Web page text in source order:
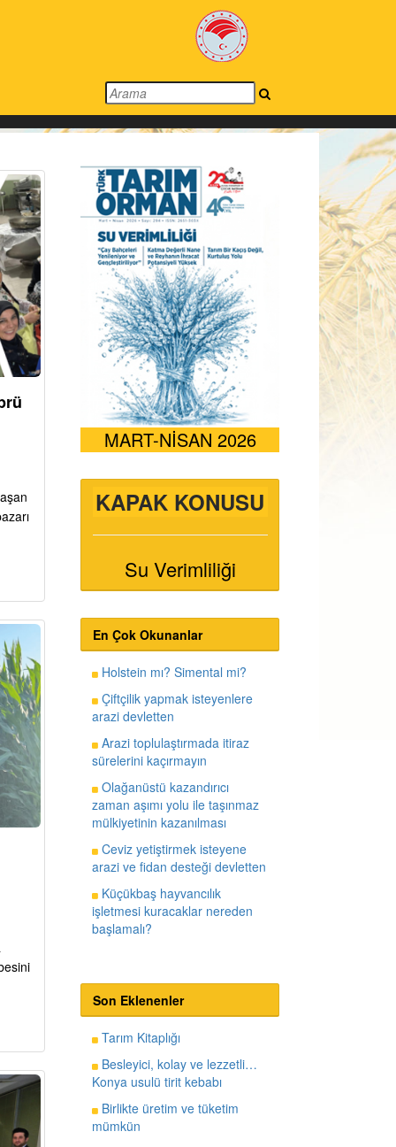
MART-NİSAN 2026
KAPAK KONUSU
Su Verimliliği
En Çok Okunanlar
Holstein mı? Simental mi?
Çiftçilik yapmak isteyenlere
arazi devletten
Arazi toplulaştırmada itiraz
sürelerini kaçırmayın
Olağanüstü kazandırıcı
zaman aşımı yolu ile taşınmaz
mülkiyetinin kazanılması
Ceviz yetiştirmek isteyene
arazi ve fidan desteği devletten
Küçükbaş hayvancılık
işletmesi kuracaklar nereden
başlamalı?
Son Eklenenler
Tarım Kitaplığı
Besleyici, kolay ve lezzetli…
Konya usulü tirit kebabı
Birlikte üretim ve tüketim
mümkün